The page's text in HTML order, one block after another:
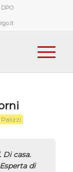
DPO
Di casa.
di